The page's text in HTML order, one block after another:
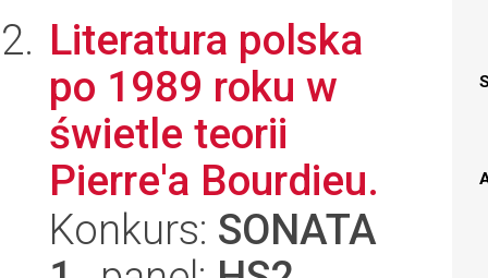
Literatura polska
po 1989 roku w
świetle teorii
Pierre'a Bourdieu.
Konkurs: SONATA